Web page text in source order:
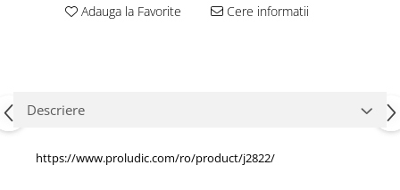
MOBILIER URBAN
Foisoare si pergole
Rastel Biciclete
Banci
Adauga la Favorite Cere informatii
Descriere
https://www.proludic.com/ro/product/j2822/